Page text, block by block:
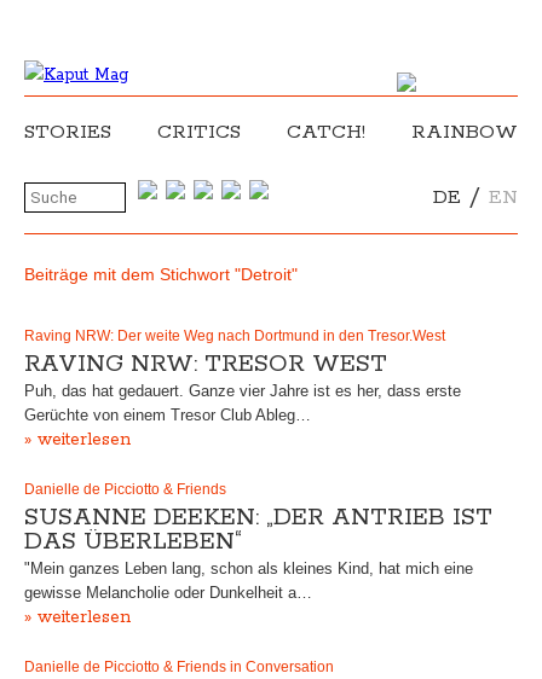
STORIES CRITICS CATCH! RAINBOW
DE / EN
Beiträge mit dem Stichwort "Detroit"
Raving NRW: Der weite Weg nach Dortmund in den Tresor.West
RAVING NRW: TRESOR WEST
Puh, das hat gedauert. Ganze vier Jahre ist es her, dass erste
Gerüchte von einem Tresor Club Ableg…
» weiterlesen
Danielle de Picciotto & Friends
SUSANNE DEEKEN: „DER ANTRIEB IST
DAS ÜBERLEBEN“
"Mein ganzes Leben lang, schon als kleines Kind, hat mich eine
gewisse Melancholie oder Dunkelheit a…
» weiterlesen
Danielle de Picciotto & Friends in Conversation